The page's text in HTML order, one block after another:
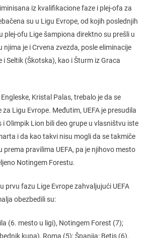
iz kvalifikacione faze i plej-ofa za
su u Ligu Evrope, od kojih poslednjih
plej-ofu Lige šampiona direktno su prešli u
njima je i Crvena zvezda, posle eliminacije
i Seltik (Škotska), kao i Šturm iz Graca
Kristal Palas, trebalo je da se
Ligu Evrope. Međutim, UEFA je presudila
i Olimpik Lion bili deo grupe u vlasništvu iste
i da kao takvi nisu mogli da se takmiče
prema pravilima UEFA, pa je njihovo mesto
Notingem Forestu.
prvu fazu Lige Evrope zahvaljujući UEFA
obezbedili su:
(6. mesto u ligi), Notingem Forest (7);
kupa), Roma (5); Španija: Betis (6),